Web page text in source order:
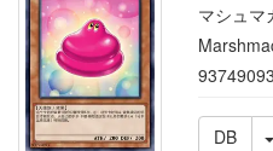
マシュマ
93749093
DB